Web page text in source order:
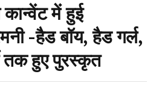
कान्वेंट में हुई
-हैड बॉय, हैड गर्ल,
तक हुए पुरस्कृत